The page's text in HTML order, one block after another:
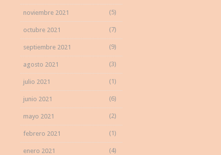
noviembre 2021 (5)
octubre 2021 (7)
septiembre 2021 (9)
agosto 2021 (3)
julio 2021 (1)
junio 2021 (6)
mayo 2021 (2)
febrero 2021 (1)
enero 2021 (4)